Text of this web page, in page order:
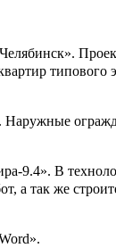
9.4». В
а так же